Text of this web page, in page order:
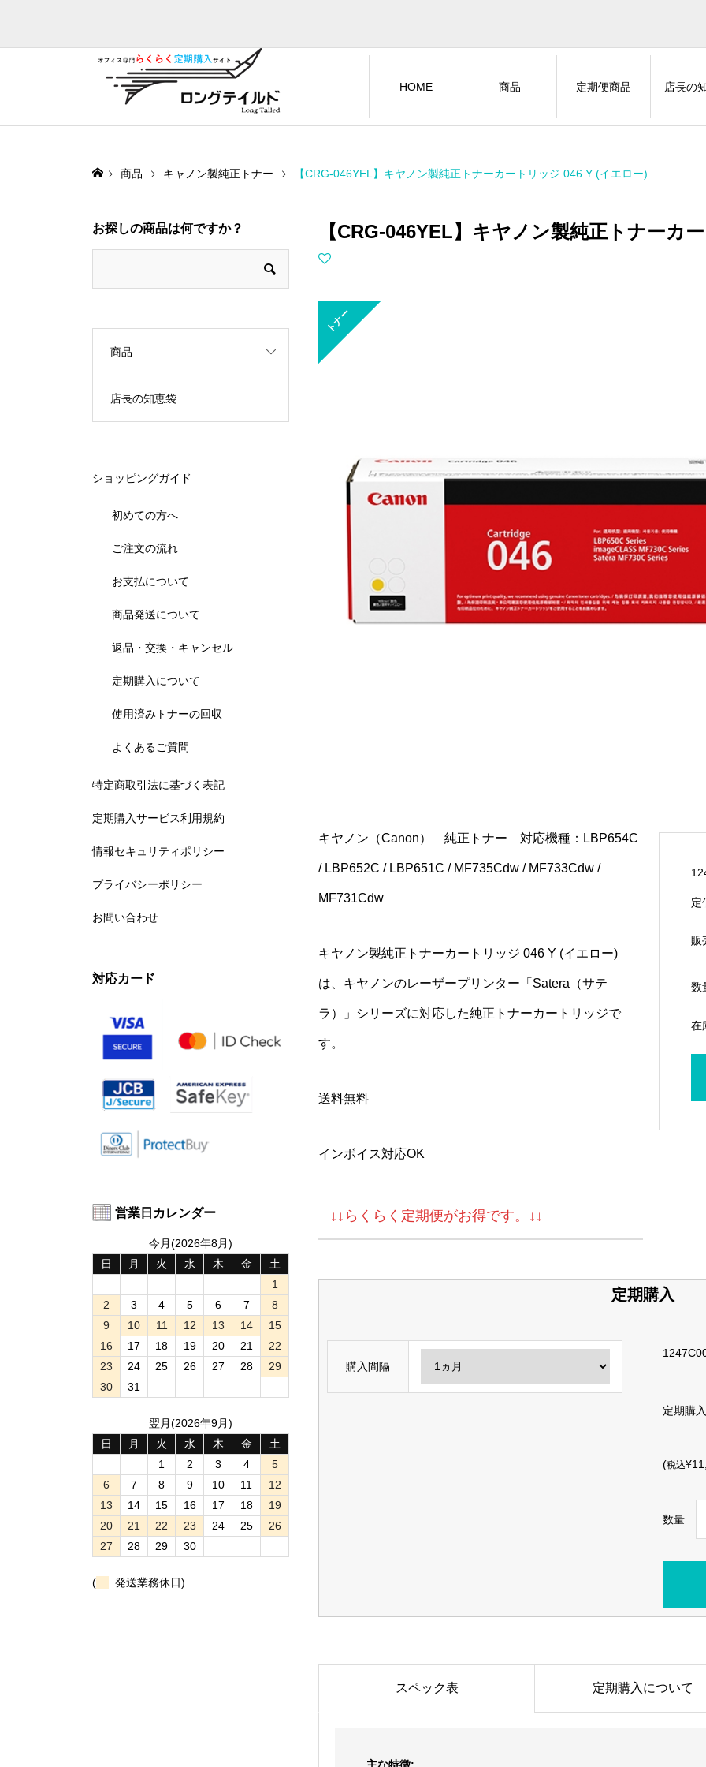
HOME 商品 定期便商品 店長の
商品 キャノン製純正トナー 【CRG-046YEL】キヤノン製純正トナーカートリッジ 046 Y (イエロー)
【CRG-046YEL】キヤノン製純正トナーカ
トナー
キヤノン（Canon） 純正トナー 対応機種：LBP654C
/ LBP652C / LBP651C / MF735Cdw / MF733Cdw /
MF731Cdw
キヤノン製純正トナーカートリッジ 046 Y (イエロー)
は、キヤノンのレーザープリンター「Satera（サテ
ラ）」シリーズに対応した純正トナーカートリッジで
す。
送料無料
インボイス対応OK
↓↓らくらく定期便がお得です。↓↓
定
販
数
在
定期購入
購入間隔
定期購
(税込
数量
スペック表 定期購入について
お探しの商品は何ですか？
商品
店長の知恵袋
ショッピングガイド
初めての方へ
ご注文の流れ
お支払について
商品発送について
返品・交換・キャンセル
定期購入について
使用済みトナーの回収
よくあるご質問
特定商取引法に基づく表記
定期購入サービス利用規約
情報セキュリティポリシー
プライバシーポリシー
お問い合わせ
対応カード
営業日カレンダー
今月(2026年8月)
日
月 火 水 木 金
土
1
2
3 4 5 6 7
8
9
10 11 12 13 14
15
16
17 18 19 20 21
22
23
24 25 26 27 28
29
30
31
翌月(2026年9月)
日
月 火 水 木 金
土
1
2 3 4
5
6
7 8 9 10 11
12
13
14 15 16 17 18
19
20
21 22 23 24 25
26
27
28 29 30
( 発送業務休日)